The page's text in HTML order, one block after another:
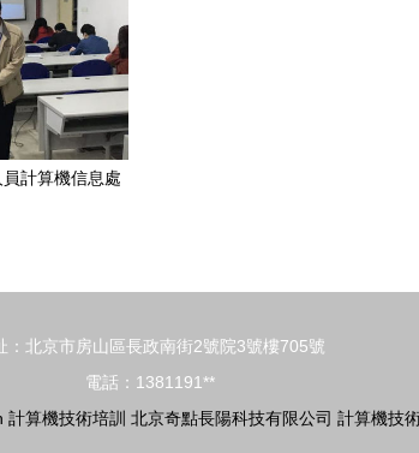
計算機信息處
：北京市房山區長政南街2號院3號樓705號
電話：1381191**
計算機技術培訓 北京奇點長陽科技有限公司 計算機技